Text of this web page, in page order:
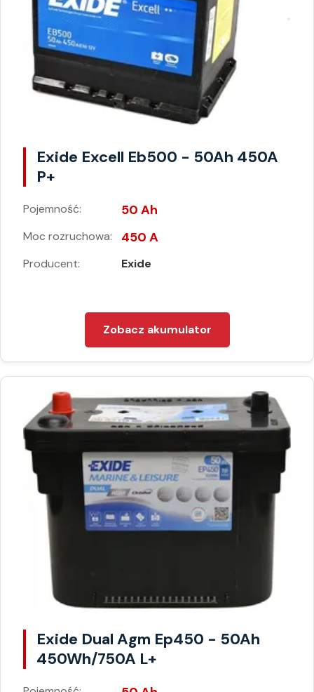
Exide Excell Eb500 - 50Ah 450A
P+
Pojemność: 50 Ah
Moc rozruchowa: 450 A
Producent: Exide
Zobacz akumulator
Exide Dual Agm Ep450 - 50Ah
450Wh/750A L+